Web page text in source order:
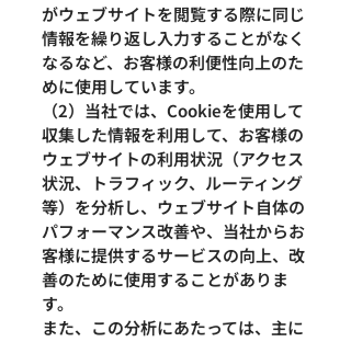
がウェブサイトを閲覧する際に同じ
情報を繰り返し入力することがなく
なるなど、お客様の利便性向上のた
めに使用しています。
（2）当社では、Cookieを使用して
収集した情報を利用して、お客様の
ウェブサイトの利用状況（アクセス
状況、トラフィック、ルーティング
等）を分析し、ウェブサイト自体の
パフォーマンス改善や、当社からお
客様に提供するサービスの向上、改
善のために使用することがありま
す。
また、この分析にあたっては、主に